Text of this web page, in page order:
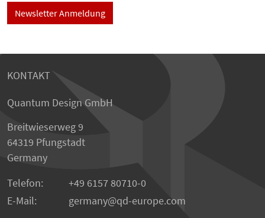
Newsletter Anmeldung
KONTAKT
Quantum Design GmbH
Breitwieserweg 9
64319 Pfungstadt
Germany
Telefon:
+49 6157 80710-0
E-Mail:
germany qd-europe.com